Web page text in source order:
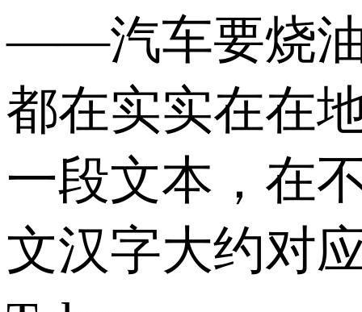
——汽车要烧油
都在实实在在
一段文本，在
文汉字大约对